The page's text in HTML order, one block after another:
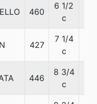
460
6 1/2
c
427
7 1/4
c
446
8 3/4
c